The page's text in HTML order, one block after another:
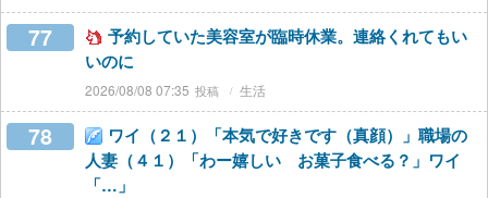
77
予約していた美容室が臨時休業。連絡くれてもい
いのに
2026/08/08 07:35 生活
78
ワイ（２１）「本気で好きです（真顔）」職場の
人妻（４１）「わー嬉しい お菓子食べる？」ワイ
「…」